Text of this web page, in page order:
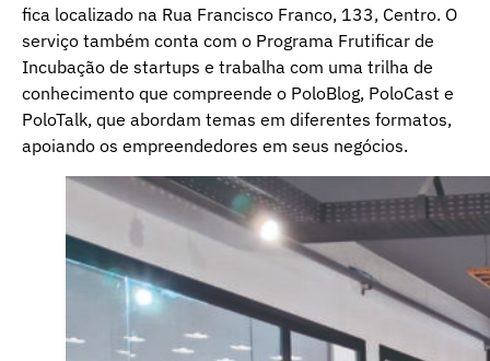
fica localizado na Rua Francisco Franco, 133, Centro. O
serviço também conta com o Programa Frutificar de
Incubação de startups e trabalha com uma trilha de
conhecimento que compreende o PoloBlog, PoloCast e
PoloTalk, que abordam temas em diferentes formatos,
apoiando os empreendedores em seus negócios.